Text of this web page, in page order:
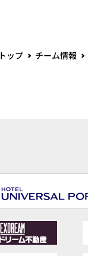
トップ チーム情報